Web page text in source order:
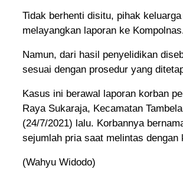
Tidak berhenti disitu, pihak
melayangkan laporan ke
Namun, dari hasil penyelidikan
sesuai dengan prosedur yang
Kasus ini berawal laporan korban
Raya Sukaraja, Kecamatan
(24/7/2021) lalu. Korbannya
sejumlah pria saat melintas dengan
(Wahyu Widodo)